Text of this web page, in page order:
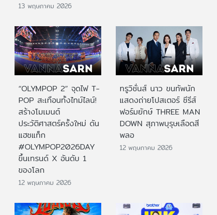
13 พฤษภาคม 2026
“OLYMPOP 2” จุดไฟ T-
POP สะเทือนทั้งไทม์ไลน์!
สร้างโมเมนต์
ประวัติศาสตร์ครั้งใหม่ ดัน
แฮชแท็ก
#OLYMPOP2026DAY
ขึ้นเทรนด์ X อันดับ 1
ของโลก
12 พฤษภาคม 2026
ทรูวิชั่นส์ นาว ขนทัพนัก
แสดงถ่ายโปสเตอร์ ซีรีส์
ฟอร์มยักษ์ THREE MAN
DOWN สุภาพบุรุษเลือดสี
พลอ
12 พฤษภาคม 2026